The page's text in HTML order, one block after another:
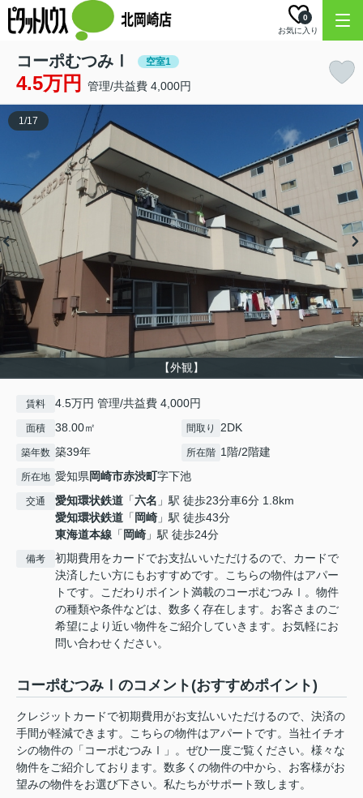
お気に入り
0
コーポむつみⅠ 空室1
4.5万円 管理/共益費 4,000円
【外観】
1/17
賃料 4.5万円 管理/共益費 4,000円
面積 38.00㎡ 間取り 2DK
築年数 築39年 所在階 1階/2階建
所在地 愛知県岡崎市赤渋町字下池
交通 愛知環状鉄道 「六名 」駅 徒歩23分車6分 1.8km
愛知環状鉄道 「 岡崎 」駅 徒歩43分
東海道本線 「 岡崎 」駅 徒歩24分
備考
初期費用をカードでお支払いいただけるので、カードで
決済したい方にもおすすめです。こちらの物件はアパー
トです。こだわりポイント満載のコーポむつみⅠ。物件
の種類や条件などは、数多く存在します。お客さまのご
希望により近い物件をご紹介していきます。お気軽にお
問い合わせください。
コーポむつみⅠのコメント(おすすめポイント)
クレジットカードで初期費用がお支払いいただけるので、決済の
手間が軽減できます。こちらの物件はアパートです。当社イチオ
シの物件の「コーポむつみⅠ」。ぜひ一度ご覧ください。様々な
物件をご紹介しております。数多くの物件の中から、お客様がお
望みの物件をお選び下さい。私たちがサポート致します。